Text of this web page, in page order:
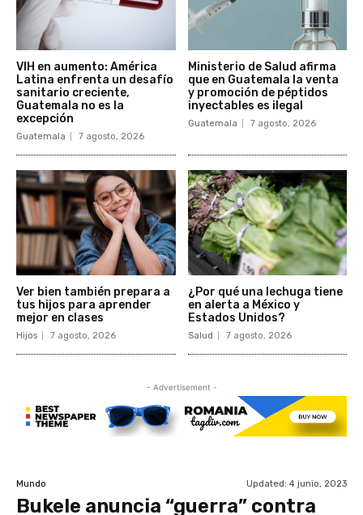
VIH en aumento: América
Latina enfrenta un desafío
sanitario creciente,
Guatemala no es la
excepción
Guatemala 7 agosto, 2026
Ministerio de Salud afirma
que en Guatemala la venta
y promoción de péptidos
inyectables es ilegal
Guatemala 7 agosto, 2026
Ver bien también prepara a
tus hijos para aprender
mejor en clases
Hijos 7 agosto, 2026
¿Por qué una lechuga tiene
en alerta a México y
Estados Unidos?
Salud 7 agosto, 2026
- Advertisement -